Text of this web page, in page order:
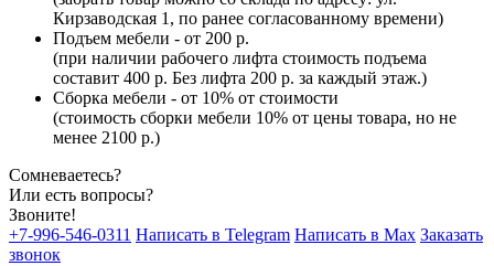
Кирзаводская 1, по ранее согласованному времени)
Подъем мебели - от 200 р.
(при наличии рабочего лифта стоимость подъема
составит 400 р. Без лифта 200 р. за каждый этаж.)
Сборка мебели - от 10% от стоимости
(стоимость сборки мебели 10% от цены товара, но не
менее 2100 р.)
Сомневаетесь?
Или есть вопросы?
Звоните!
+7-996-546-0311 Написать в Telegram Написать в Max Заказать
звонок